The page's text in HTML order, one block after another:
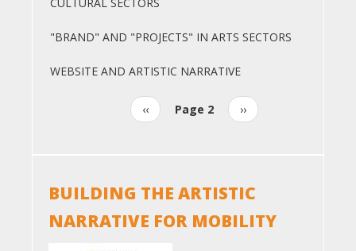
"BRAND" AND "PROJECTS" IN ARTS SECTORS
WEBSITE AND ARTISTIC NARRATIVE
Previous
page
‹‹ Page 2
Next
page
››
BUILDING THE ARTISTIC
NARRATIVE FOR MOBILITY